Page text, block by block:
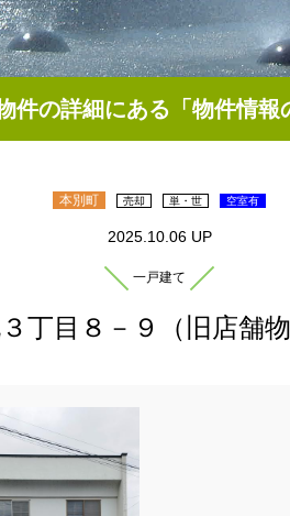
の詳細にある「物件情
本別町 売却 単・世 空室有
2025.10.06 UP
一戸建て
丁目８－９（旧店舗